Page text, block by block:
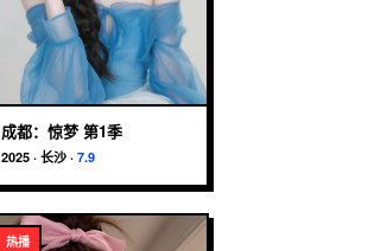
成都：惊梦 第1季
2025· 长沙· 7.9
热播